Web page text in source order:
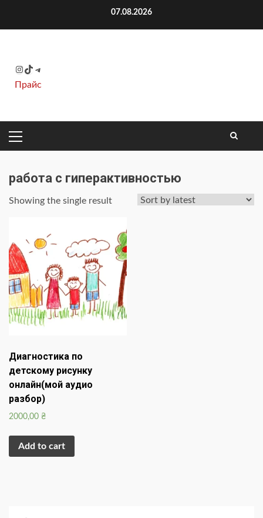
07.08.2026
Instagram
TikTok
Telegram
Прайс
ОСНОВНОЕ
МЕНЮ
работа с гиперактивностью
Showing the single result
Диагностика по
детскому рисунку
онлайн(мой аудио
разбор)
2000,00 ₴
Add to cart